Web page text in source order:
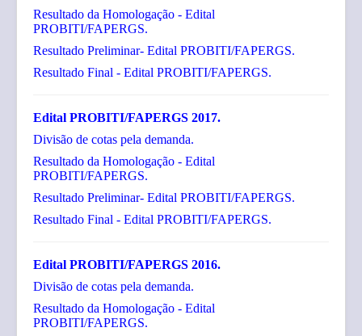
Resultado da Homologação - Edital
PROBITI/FAPERGS.
Resultado Preliminar- Edital PROBITI/FAPERGS.
Resultado Final - Edital PROBITI/FAPERGS.
Edital PROBITI/FAPERGS 2017.
Divisão de cotas pela demanda.
Resultado da Homologação - Edital
PROBITI/FAPERGS.
Resultado Preliminar- Edital PROBITI/FAPERGS.
Resultado Final - Edital PROBITI/FAPERGS.
Edital PROBITI/FAPERGS 2016.
Divisão de cotas pela demanda.
Resultado da Homologação - Edital
PROBITI/FAPERGS.